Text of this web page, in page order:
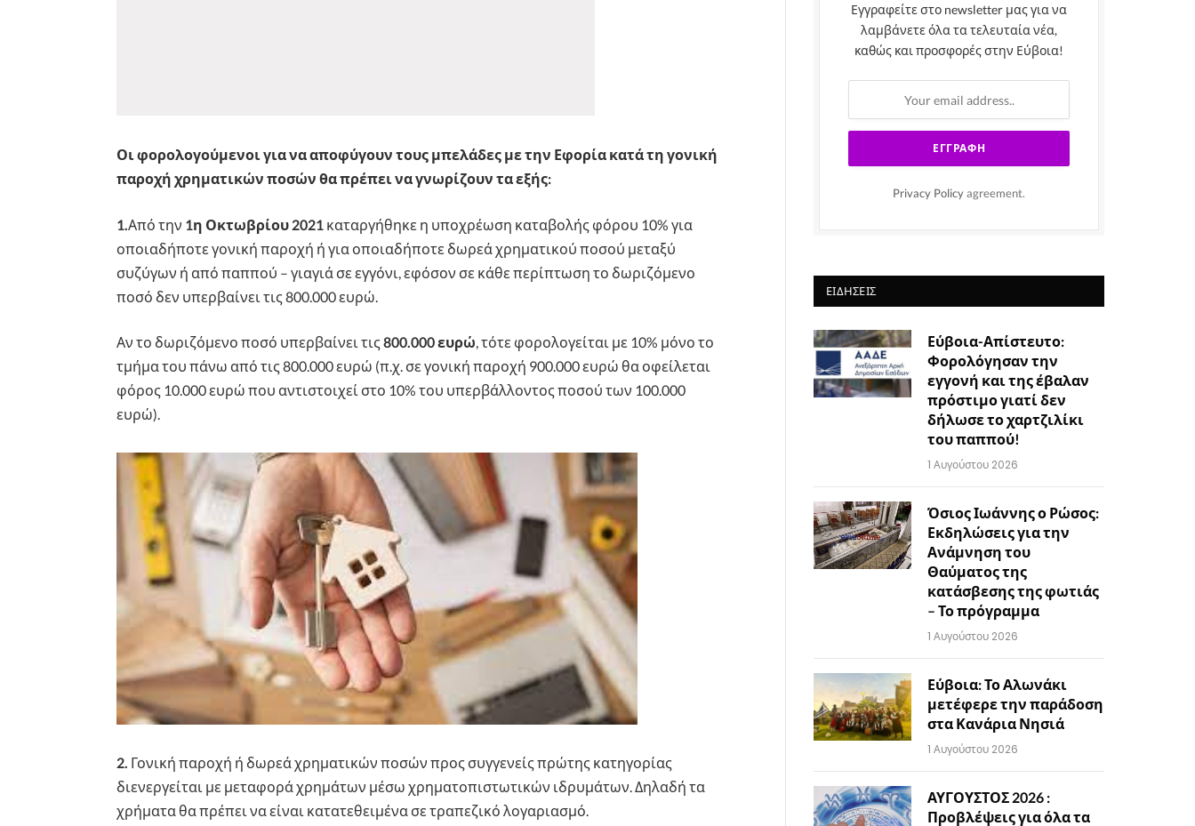
Οι φορολογούμενοι για να αποφύγουν τους μπελάδες με την Εφορία κατά τη γονική
παροχή χρηματικών ποσών θα πρέπει να γνωρίζουν τα εξής:
1.Από την 1η Οκτωβρίου 2021 καταργήθηκε η υποχρέωση καταβολής φόρου 10% για
οποιαδήποτε γονική παροχή ή για οποιαδήποτε δωρεά χρηματικού ποσού μεταξύ
συζύγων ή από παππού – γιαγιά σε εγγόνι, εφόσον σε κάθε περίπτωση το δωριζόμενο
ποσό δεν υπερβαίνει τις 800.000 ευρώ.
Αν το δωριζόμενο ποσό υπερβαίνει τις800.000 ευρώ, τότε φορολογείται με 10% μόνο το
τμήμα του πάνω από τις 800.000 ευρώ (π.χ. σε γονική παροχή 900.000 ευρώ θα οφείλεται
φόρος 10.000 ευρώ που αντιστοιχεί στο 10% του υπερβάλλοντος ποσού των 100.000
ευρώ).
2. Γονική παροχή ή δωρεά χρηματικών ποσών προς συγγενείς πρώτης κατηγορίας
διενεργείται με μεταφορά χρημάτων μέσω χρηματοπιστωτικών ιδρυμάτων. Δηλαδή τα
χρήματα θα πρέπει να είναι κατατεθειμένα σε τραπεζικό λογαριασμό.
Εγγραφείτε στο newsletter μας για να
λαμβάνετε όλα τα τελευταία νέα,
καθώς και προσφορές στην Εύβοια!
Privacy Policy agreement.
ΕΙΔΉΣΕΙΣ
Εύβοια-Απίστευτο:
Φορολόγησαν την
εγγονή και της έβαλαν
πρόστιμο γιατί δεν
δήλωσε το χαρτζιλίκι
του παππού!
1 Αυγούστου 2026
Όσιος Ιωάννης ο Ρώσος:
Εκδηλώσεις για την
Ανάμνηση του
Θαύματος της
κατάσβεσης της φωτιάς
– Το πρόγραμμα
1 Αυγούστου 2026
Εύβοια: Το Αλωνάκι
μετέφερε την παράδοση
στα Κανάρια Νησιά
1 Αυγούστου 2026
ΑΥΓΟΥΣΤΟΣ 2026 :
Προβλέψεις για όλα τα